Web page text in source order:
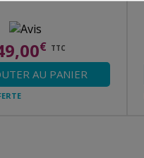
€ TTC
AU PANIER